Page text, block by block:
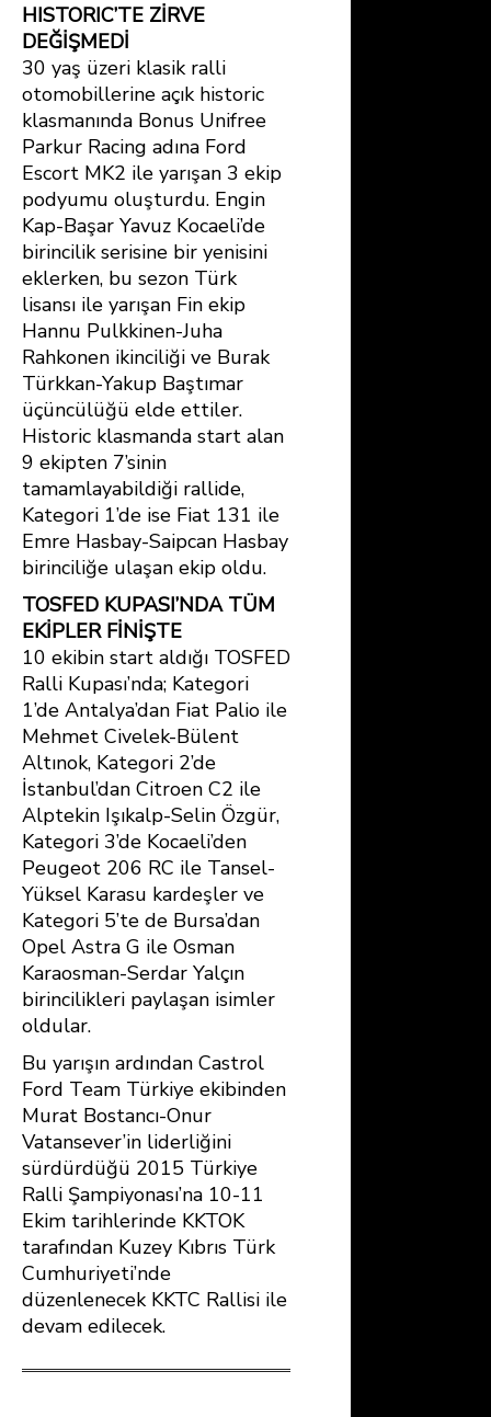
HISTORIC’TE ZİRVE
DEĞİŞMEDİ
30 yaş üzeri klasik ralli
otomobillerine açık historic
klasmanında Bonus Unifree
Parkur Racing adına Ford
Escort MK2 ile yarışan 3 ekip
podyumu oluşturdu. Engin
Kap-Başar Yavuz Kocaeli’de
birincilik serisine bir yenisini
eklerken, bu sezon Türk
lisansı ile yarışan Fin ekip
Hannu Pulkkinen-Juha
Rahkonen ikinciliği ve Burak
Türkkan-Yakup Baştımar
üçüncülüğü elde ettiler.
Historic klasmanda start alan
9 ekipten 7’sinin
tamamlayabildiği rallide,
Kategori 1’de ise Fiat 131 ile
Emre Hasbay-Saipcan Hasbay
birinciliğe ulaşan ekip oldu.
TOSFED KUPASI’NDA TÜM
EKİPLER FİNİŞTE
10 ekibin start aldığı TOSFED
Ralli Kupası’nda; Kategori
1’de Antalya’dan Fiat Palio ile
Mehmet Civelek-Bülent
Altınok, Kategori 2’de
İstanbul’dan Citroen C2 ile
Alptekin Işıkalp-Selin Özgür,
Kategori 3’de Kocaeli’den
Peugeot 206 RC ile Tansel-
Yüksel Karasu kardeşler ve
Kategori 5’te de Bursa’dan
Opel Astra G ile Osman
Karaosman-Serdar Yalçın
birincilikleri paylaşan isimler
oldular.
Bu yarışın ardından Castrol
Ford Team Türkiye ekibinden
Murat Bostancı-Onur
Vatansever’in liderliğini
sürdürdüğü 2015 Türkiye
Ralli Şampiyonası’na 10-11
Ekim tarihlerinde KKTOK
tarafından Kuzey Kıbrıs Türk
Cumhuriyeti’nde
düzenlenecek KKTC Rallisi ile
devam edilecek.